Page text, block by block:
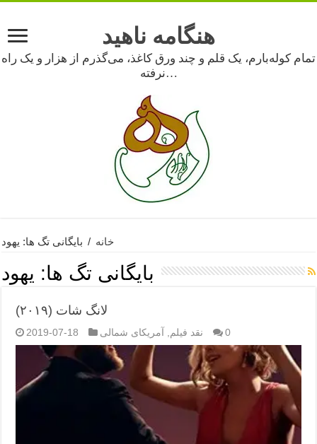
هنگامه ناهید
تمام کوله‌بارم، یک قلم و چند ورق کاغذ، می‌گذرم از هزار و یک راه
نرفته…
خانه / بایگانی تگ ها: یهود
بایگانی تگ ها: یهود
لانگ شات (۲۰۱۹)
2019-07-18 نقد فیلم آمریکای شمالی 0